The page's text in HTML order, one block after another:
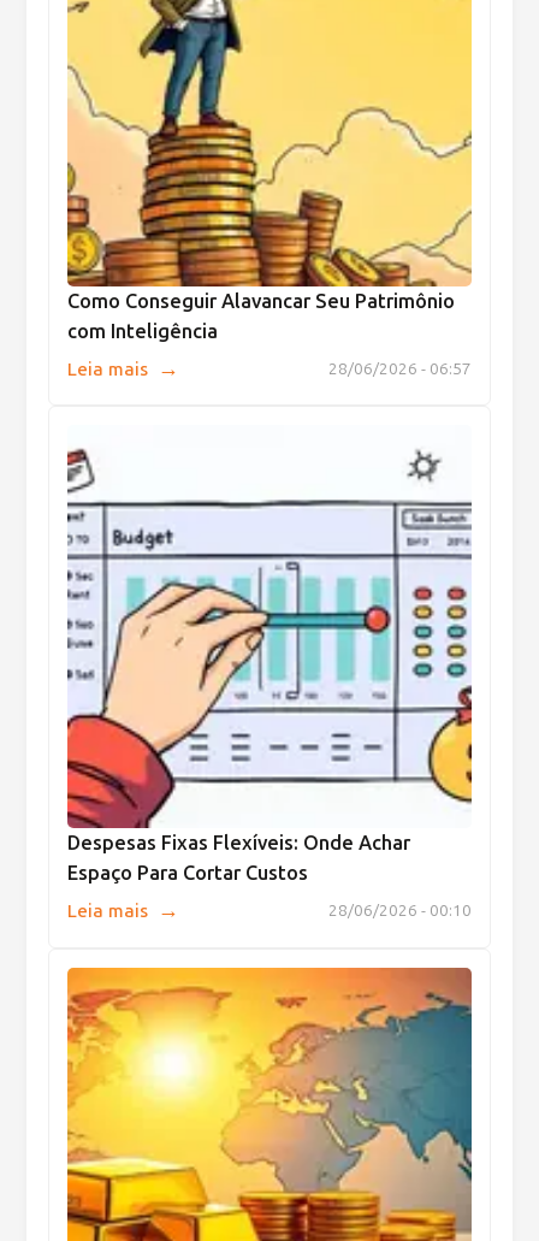
Como Conseguir Alavancar Seu Patrimônio
com Inteligência
28/06/2026 - 06:57
Leia mais →
Despesas Fixas Flexíveis: Onde Achar
Espaço Para Cortar Custos
28/06/2026 - 00:10
Leia mais →